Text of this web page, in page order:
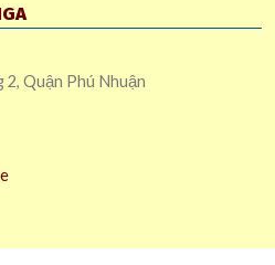
2, Quận Phú Nhuận